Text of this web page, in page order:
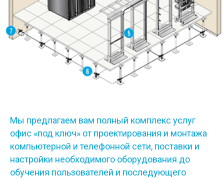
Мы предлагаем вам полный комплекс услуг
офис «под ключ» от проектирования и монтажа
компьютерной и телефонной сети, поставки и
настройки необходимого оборудования до
обучения пользователей и последующего